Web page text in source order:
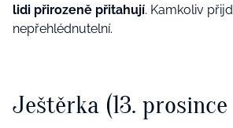
lidi přirozeně přitahují. Kamkoliv
nepřehlédnutelní.
Ještěrka (13.